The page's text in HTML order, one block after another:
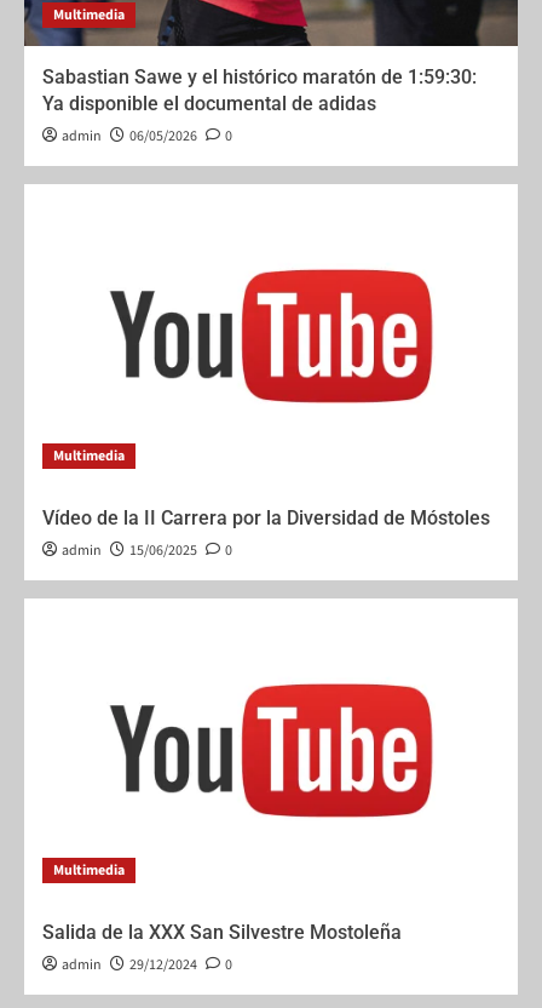
Multimedia
Sabastian Sawe y el histórico maratón de 1:59:30:
Ya disponible el documental de adidas
admin 06/05/2026 0
Multimedia
Vídeo de la II Carrera por la Diversidad de Móstoles
admin 15/06/2025 0
Multimedia
Salida de la XXX San Silvestre Mostoleña
admin 29/12/2024 0